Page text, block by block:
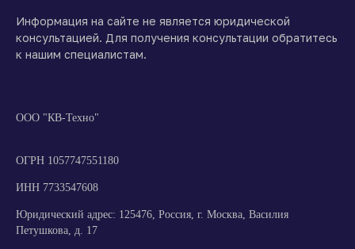
Информация на сайте не является юридической
консультацией. Для получения консультации обратитесь
к нашим специалистам.
ООО "КВ-Техно"
ОГРН 1057747551180
ИНН 7733547608
Юридический адрес: 125476, Россия, г. Москва, Василия
Петушкова, д. 17